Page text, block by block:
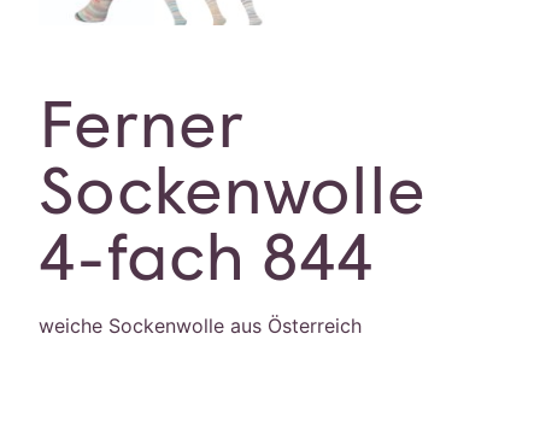
Ferner
Sockenwolle
4-fach 844
weiche Sockenwolle aus Österreich